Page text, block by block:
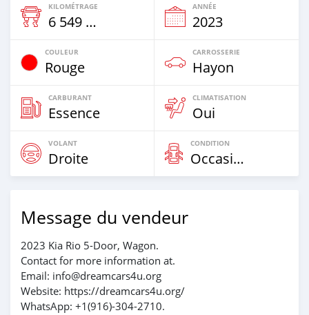
KILOMÉTRAGE
6 549 Km
ANNÉE
2023
COULEUR
Rouge
CARROSSERIE
Hayon
CARBURANT
Essence
CLIMATISATION
Oui
VOLANT
Droite
CONDITION
Occasion
Message du vendeur
2023 Kia Rio 5-Door, Wagon.
Contact for more information at.
Email: info@dreamcars4u.org
Website: https://dreamcars4u.org/
WhatsApp: +1(916)-304-2710.